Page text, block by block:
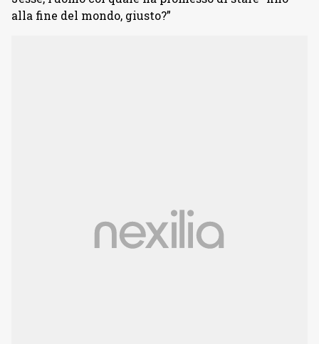
alla fine del mondo, giusto?”